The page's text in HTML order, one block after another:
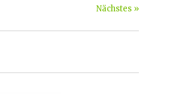
Nächstes »